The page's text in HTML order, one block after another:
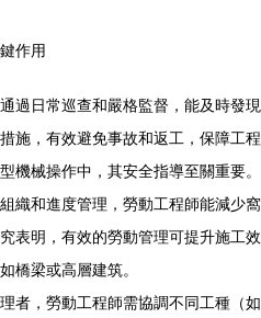
作用
過日常巡查和嚴格監督，能及時發現
施，有效避免事故和返工，保障工程
機械操作中，其安全指導至關重要。
織和進度管理，勞動工程師能減少窩
表明，有效的勞動管理可提升施工效
橋梁或高層建筑。
者，勞動工程師需協調不同工種（如